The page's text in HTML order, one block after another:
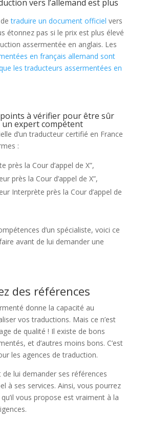
vers l’allemand est plus
traduire un document officiel vers
étonnez pas si le prix est plus élevé
assermentée en anglais. Les
en français allemand sont
les traducteurs assermentées en
points à vérifier pour être sûr
expert compétent
d’un traducteur certifié en France
:
près la Cour d’appel de X”,
près la Cour d’appel de X”,
Interprète près la Cour d’appel de
d’un spécialiste, voici ce
avant de lui demander une
des références
donne la capacité au
vos traductions. Mais ce n’est
de qualité ! Il existe de bons
et d’autres moins bons. C’est
les agences de traduction.
lui demander ses références
à ses services. Ainsi, vous pourrez
qu’il vous propose est vraiment à la